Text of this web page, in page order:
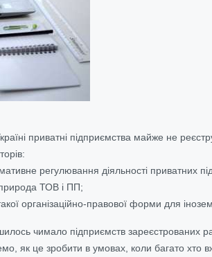
приватні підприємства майже не
регулювання діяльності приватних
ТОВ і ПП;
організаційно-правової форми для
чимало підприємств зареєстрованих
як це зробити в умовах, коли багато хто